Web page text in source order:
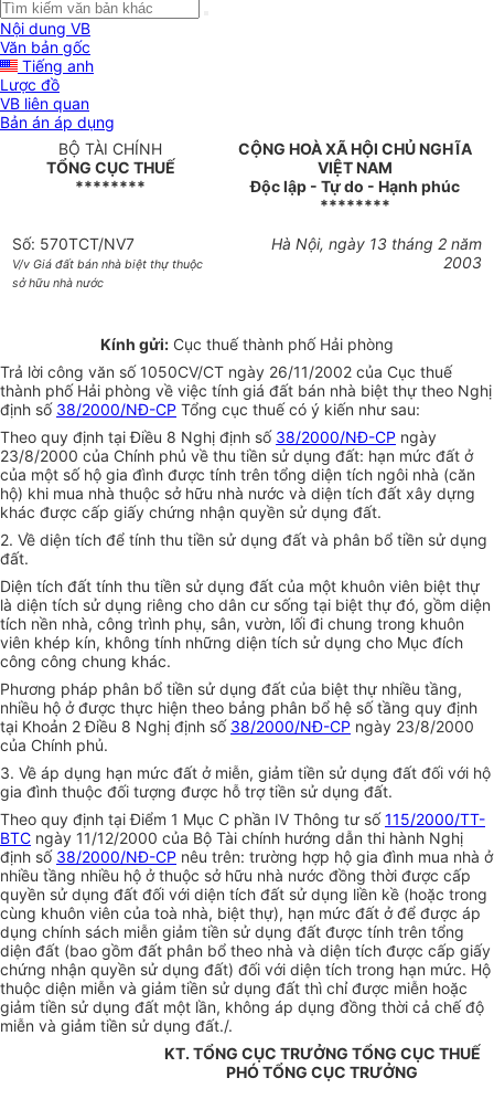
Nội dung VB
Văn bản gốc
Tiếng anh
Lược đồ
VB liên quan
Bản án áp dụng
BỘ TÀI CHÍNH
TỔNG CỤC THUẾ
********
CỘNG HOÀ XÃ HỘI CHỦ NGHĨA
VIỆT NAM
Độc lập - Tự do - Hạnh phúc
********
Số: 570TCT/NV7
V/v Giá đất bán nhà biệt thự thuộc
sở hữu nhà nước
Hà Nội, ngày 13 tháng 2 năm
2003
Kính gửi: Cục thuế thành phố Hải phòng
Trả lời công văn số 1050CV/CT ngày 26/11/2002 của Cục thuế
thành phố Hải phòng về việc tính giá đất bán nhà biệt thự theo Nghị
định số 38/2000/NĐ-CP Tổng cục thuế có ý kiến như sau:
Theo quy định tại Điều 8 Nghị định số 38/2000/NĐ-CP ngày
23/8/2000 của Chính phủ về thu tiền sử dụng đất: hạn mức đất ở
của một số hộ gia đình được tính trên tổng diện tích ngôi nhà (căn
hộ) khi mua nhà thuộc sở hữu nhà nước và diện tích đất xây dựng
khác được cấp giấy chứng nhận quyền sử dụng đất.
2. Về diện tích để tính thu tiền sử dụng đất và phân bổ tiền sử dụng
đất.
Diện tích đất tính thu tiền sử dụng đất của một khuôn viên biệt thự
là diện tích sử dụng riêng cho dân cư sống tại biệt thự đó, gồm diện
tích nền nhà, công trình phụ, sân, vườn, lối đi chung trong khuôn
viên khép kín, không tính những diện tích sử dụng cho Mục đích
công công chung khác.
Phương pháp phân bổ tiền sử dụng đất của biệt thự nhiều tầng,
nhiều hộ ở được thực hiện theo bảng phân bổ hệ số tầng quy định
tại Khoản 2 Điều 8 Nghị định số 38/2000/NĐ-CP ngày 23/8/2000
của Chính phủ.
3. Về áp dụng hạn mức đất ở miễn, giảm tiền sử dụng đất đối với hộ
gia đình thuộc đối tượng được hỗ trợ tiền sử dụng đất.
Theo quy định tại Điểm 1 Mục C phần IV Thông tư số115/2000/TT-
BTC ngày 11/12/2000 của Bộ Tài chính hướng dẫn thi hành Nghị
định số 38/2000/NĐ-CP nêu trên: trường hợp hộ gia đình mua nhà ở
nhiều tầng nhiều hộ ở thuộc sở hữu nhà nước đồng thời được cấp
quyền sử dụng đất đối với diện tích đất sử dụng liền kề (hoặc trong
cùng khuôn viên của toà nhà, biệt thự), hạn mức đất ở để được áp
dụng chính sách miễn giảm tiền sử dụng đất được tính trên tổng
diện đất (bao gồm đất phân bổ theo nhà và diện tích được cấp giấy
chứng nhận quyền sử dụng đất) đối với diện tích trong hạn mức. Hộ
thuộc diện miễn và giảm tiền sử dụng đất thì chỉ được miễn hoặc
giảm tiền sử dụng đất một lần, không áp dụng đồng thời cả chế độ
miễn và giảm tiền sử dụng đất./.
KT. TỔNG CỤC TRƯỞNG TỔNG CỤC THUẾ
PHÓ TỔNG CỤC TRƯỞNG